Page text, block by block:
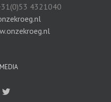
4321040